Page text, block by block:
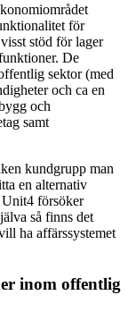
för
stöd för lager
De
sektor (med
och ca en
och
samt
kundgrupp man
en alternativ
Unit4 försöker
så finns det
ha affärssystemet
inom offentlig